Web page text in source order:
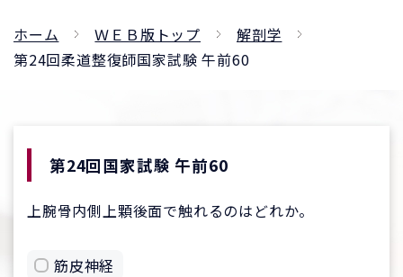
ホーム ＷＥＢ版トップ
解剖学
第24回柔道整復師国家試験 午前60
第24回国家試験 午前60
上腕骨内側上顆後面で触れるのはどれか。
筋皮神経